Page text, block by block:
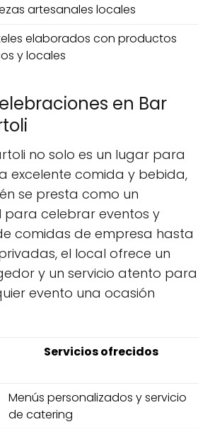
artesanales locales
elaborados con productos
y locales
en Bar
no solo es un lugar para
excelente comida y bebida,
se presta como un
para celebrar eventos y
comidas de empresa hasta
el local ofrece un
y un servicio atento para
evento una ocasión
Servicios ofrecidos
Menús personalizados y servicio
de catering